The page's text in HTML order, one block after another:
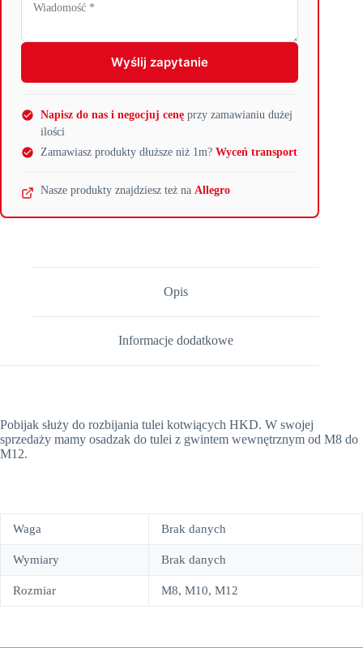
Wyślij zapytanie
Napisz do nas i negocjuj cenę przy zamawianiu dużej
ilości
Zamawiasz produkty dłuższe niż 1m? Wyceń transport
Nasze produkty znajdziesz też na Allegro
Opis
Informacje dodatkowe
Pobijak służy do rozbijania tulei kotwiących HKD. W swojej
sprzedaży mamy osadzak do tulei z gwintem wewnętrznym od M8 do
M12.
Waga Brak danych
Wymiary Brak danych
Rozmiar M8, M10, M12